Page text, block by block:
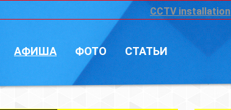
CCTV installation
АФИША ФОТО СТАТЬИ